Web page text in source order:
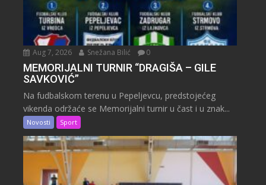
Aug 7, 2026 Snežana Bilić 0
MEMORIJALNI TURNIR “DRAGIŠA – GILE
SAVKOVIĆ”
Na fudbalskom terenu u Pepeljevcu, predstojećeg
vikenda održaće se Memorijalni turnir u čast i u znak...
Novosti Sport